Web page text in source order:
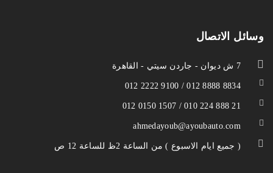
وسائل الاتصال
7 ش ديوان - جاردن سيتي - القاهرة
012 2222 9100 / 012 8888 8834
012 0150 1507 / 010 224 888 21
ahmedayoub@ayoubauto.com
( جميع ايام الاسبوع ) من الساعة 2ظ للساعة 12 ص